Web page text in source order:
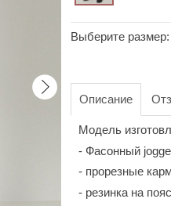
Выберите размер:
Описание
Модель
- Фасонный
- прорезные
- резинка на